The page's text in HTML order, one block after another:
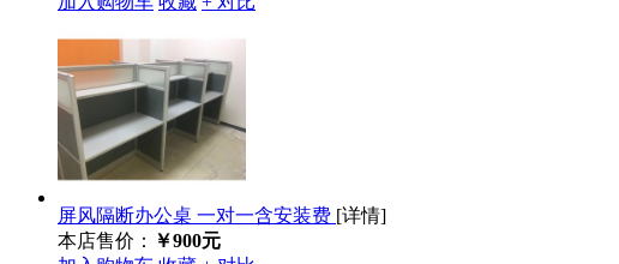
屏风隔断办公桌 一对一含安装费 [详情]
本店售价： ￥900元